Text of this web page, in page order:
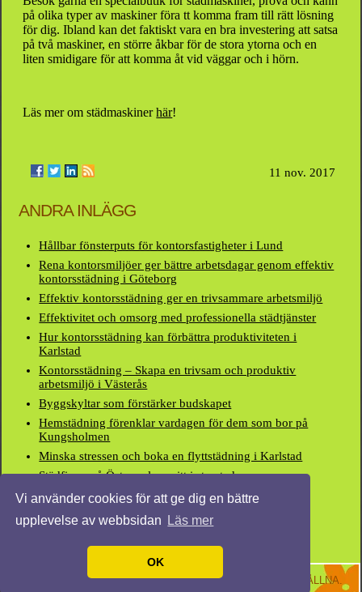
Vi använder cookies för att ge dig en bättre
upplevelse av webbsidan
Läs mer
OK
på olika typer av maskiner föra tt komma fram till rätt lösning
för dig. Ibland kan det faktiskt vara en bra investering att satsa
på två maskiner, en större åkbar för de stora ytorna och en
liten smidigare för att komma åt vid väggar och i hörn.
Läs mer om städmaskinerhär!
11 nov. 2017
ANDRA INLÄGG
Hållbar fönsterputs för kontorsfastigheter i Lund
Rena kontorsmiljöer ger bättre arbetsdagar genom effektiv
kontorsstädning i Göteborg
Effektiv kontorsstädning ger en trivsammare arbetsmiljö
Effektivitet och omsorg med professionella städtjänster
Hur kontorsstädning kan förbättra produktiviteten i
Karlstad
Kontorsstädning – Skapa en trivsam och produktiv
arbetsmiljö i Västerås
Byggskyltar som förstärker budskapet
Hemstädning förenklar vardagen för dem som bor på
Kungsholmen
Minska stressen och boka en flyttstädning i Karlstad
Städfirma på Östermalm, mitt i storstaden
© 2026 VÅRSTÄDNING.NU. ALLA RÄTTIGHETER FÖRBEHÅLLNA.